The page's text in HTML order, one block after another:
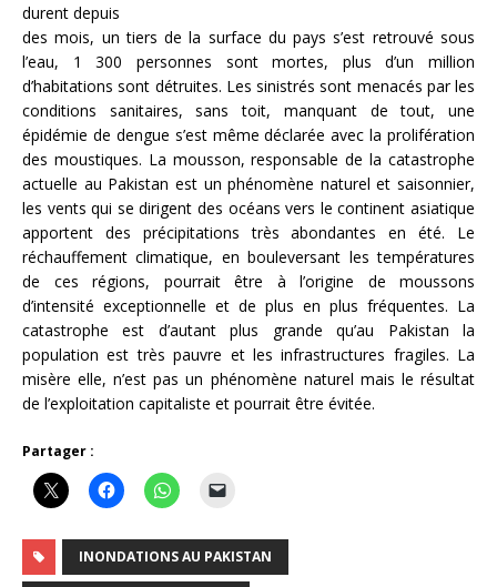
durent depuis
des mois, un tiers de la surface du pays s’est retrouvé sous
l’eau, 1 300 personnes sont mortes, plus d’un million
d’habitations sont détruites. Les sinistrés sont menacés par les
conditions sanitaires, sans toit, manquant de tout, une
épidémie de dengue s’est même déclarée avec la prolifération
des moustiques. La mousson, responsable de la catastrophe
actuelle au Pakistan est un phénomène naturel et saisonnier,
les vents qui se dirigent des océans vers le continent asiatique
apportent des précipitations très abondantes en été. Le
réchauffement climatique, en bouleversant les températures
de ces régions, pourrait être à l’origine de moussons
d’intensité exceptionnelle et de plus en plus fréquentes. La
catastrophe est d’autant plus grande qu’au Pakistan la
population est très pauvre et les infrastructures fragiles. La
misère elle, n’est pas un phénomène naturel mais le résultat
de l’exploitation capitaliste et pourrait être évitée.
Partager :
INONDATIONS AU PAKISTAN